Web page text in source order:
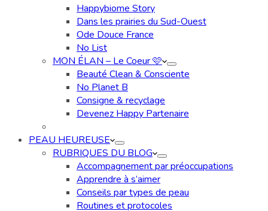
Happybiome Story
Dans les prairies du Sud-Ouest
Ode Douce France
No List
MON ÉLAN – Le Coeur 🩷
Beauté Clean & Consciente
No Planet B
Consigne & recyclage
Devenez Happy Partenaire
PEAU HEUREUSE
RUBRIQUES DU BLOG
Accompagnement par préoccupations
Apprendre à s’aimer
Conseils par types de peau
Routines et protocoles